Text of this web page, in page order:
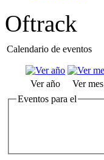
Oftrack
Calendario de eventos
Ver año Ver mes
Eventos para el